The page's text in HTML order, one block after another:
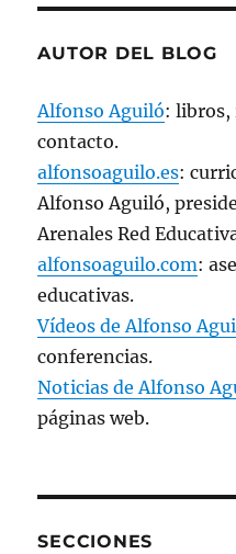
AUTOR DEL BLOG
Alfonso Aguiló: libros,
contacto.
alfonsoaguilo.es:
Alfonso Aguiló,
Arenales Red
alfonsoaguilo.com:
educativas.
Vídeos de Alfonso
conferencias.
Noticias de Alfonso
páginas web.
SECCIONES